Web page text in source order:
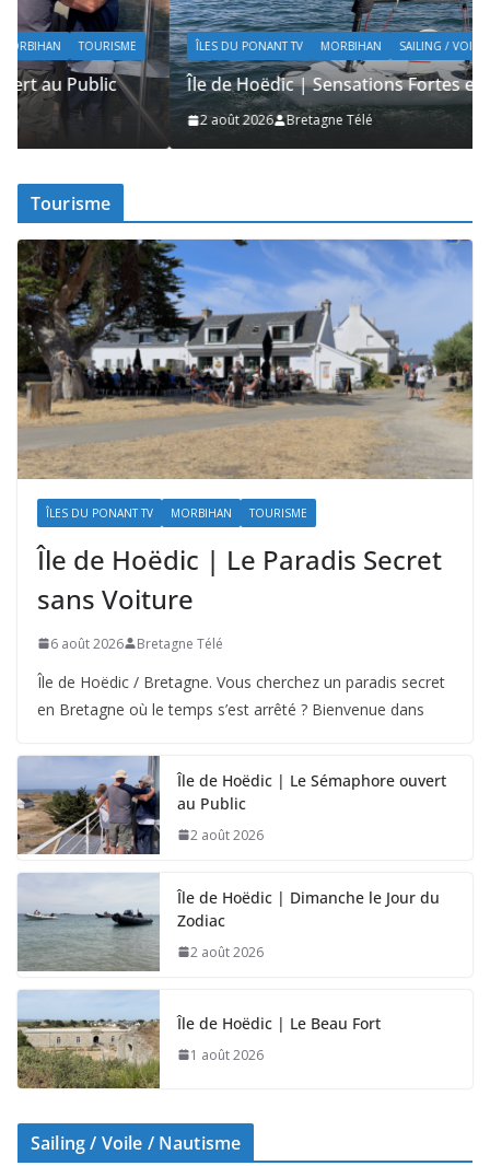
ÎLES DU PONANT TV MORBIHAN SAILING / VOILE / NAUTISME
Île de Hoëdic | Sensations Fortes en Open Skiff
2 août 2026 Bretagne Télé
Tourisme
ÎLES DU PONANT TV MORBIHAN TOURISME
Île de Hoëdic | Le Paradis Secret
sans Voiture
6 août 2026 Bretagne Télé
Île de Hoëdic / Bretagne. Vous cherchez un paradis secret
en Bretagne où le temps s’est arrêté ? Bienvenue dans
Île de Hoëdic | Le Sémaphore ouvert
au Public
2 août 2026
Île de Hoëdic | Dimanche le Jour du
Zodiac
2 août 2026
Île de Hoëdic | Le Beau Fort
1 août 2026
Sailing / Voile / Nautisme